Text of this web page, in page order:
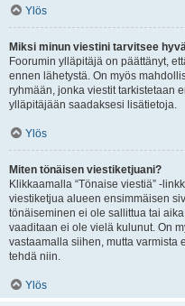
Ylös
Miksi minun viestini tarvitsee
Foorumin ylläpitäjä on päättänyt,
ennen lähetystä. On myös
ryhmään, jonka viestit tarkistetaan
ylläpitäjään saadaksesi lisätietoja.
Ylös
Miten tönäisen viestiketjuani?
Klikkaamalla “Tönaise viestiä” -
viestiketjua alueen ensimmäisen
tönäiseminen ei ole sallittua tai
vaaditaan ei ole vielä kulunut. On
vastaamalla siihen, mutta varmista
tehdä niin.
Ylös